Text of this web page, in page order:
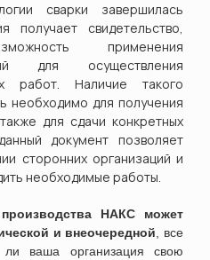
сварки завершилась
получает свидетельство,
применения
для осуществления
работ. Наличие такого
необходимо для получения
для сдачи конкретных
документ позволяет
сторонних организаций и
необходимые работы.
производства НАКС может
и внеочередной , все
ли ваша организация свою